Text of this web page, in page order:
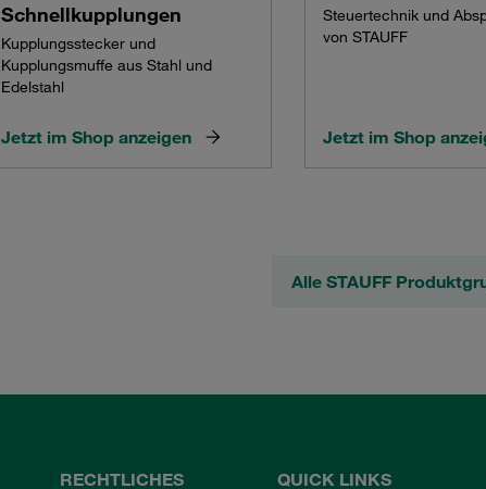
Schnellkupplungen
Kupplungsstecker und
Kupplungsmuffe aus Stahl und
Edelstahl
Jetzt im Shop anzeigen
Steuertechnik und
von STAUFF
Jetzt im Shop
Alle STAUFF
RECHTLICHES QUICK LINKS